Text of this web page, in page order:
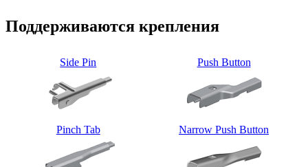
Поддерживаются крепления
Side Pin Push Button
Pinch Tab Narrow Push Button